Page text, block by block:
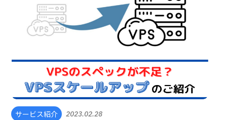
サービス紹介 2023.02.28